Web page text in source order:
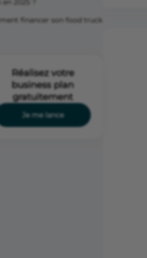
2025 ?
financer son food truck
Réalisez votre
business plan
gratuitement
Je me lance